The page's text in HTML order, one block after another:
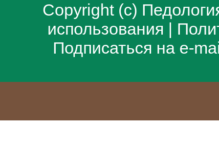
Copyright (c)
использования |
Подписаться на e-